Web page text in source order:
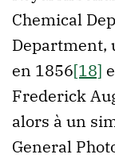
Chemical
Department,
en 1856[18]
Frederick
alors à un
General